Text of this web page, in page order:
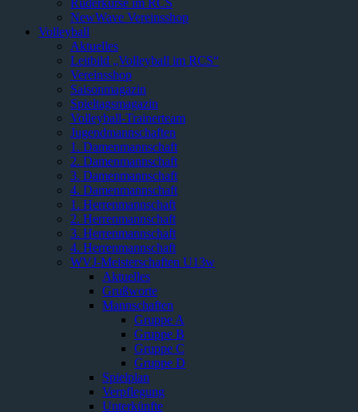
Ruderkurse im RCS
NewWave Vereinsshop
Volleyball
Aktuelles
Leitbild „Volleyball im RCS“
Vereinsshop
Saisonmagazin
Spieltagsmagazin
Volleyball-Trainerteam
Jugendmannschaften
1. Damenmannschaft
2. Damenmannschaft
3. Damenmannschaft
4. Damenmannschaft
1. Herrenmannschaft
2. Herrenmannschaft
3. Herrenmannschaft
4. Herrenmannschaft
WVJ-Meisterschaften U13w
Aktuelles
Grußworte
Mannschaften
Gruppe A
Gruppe B
Gruppe C
Gruppe D
Spielplan
Verpflegung
Unterkünfte